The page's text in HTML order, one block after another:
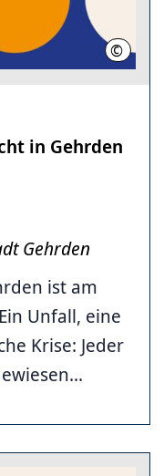
©
in Gehrden
Gehrden
ist am
Unfall, eine
Krise: Jeder